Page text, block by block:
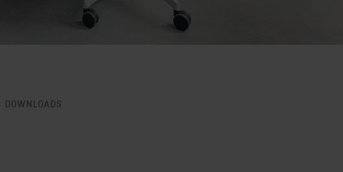
DOWNLOADS